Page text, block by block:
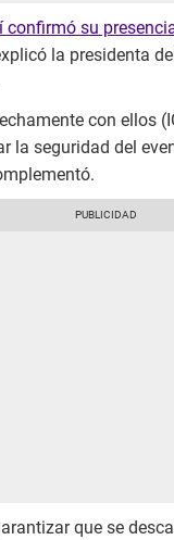
confirmó su
la presidenta del
con ellos
la seguridad del
que se